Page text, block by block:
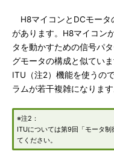
H8マイコンとDCモータ
があります。H8マイコン
タを動かすための信号パ
グモータの構成と似てい
ITU（注2）機能を使うの
ラムが若干複雑になります
※注2：
ITUについては第9回「モータ制
てください。